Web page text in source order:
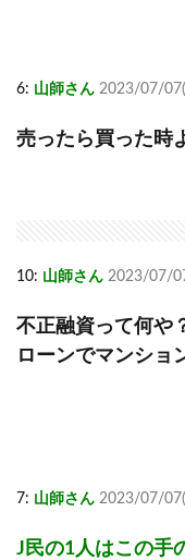
6: 山師さん 2023/07/
売ったら買った時
10: 山師さん 2023/07/
不正融資って何や
ローンでマンショ
7: 山師さん 2023/07/
J民の1人はこの手